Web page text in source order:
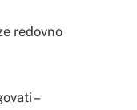
redovno
–